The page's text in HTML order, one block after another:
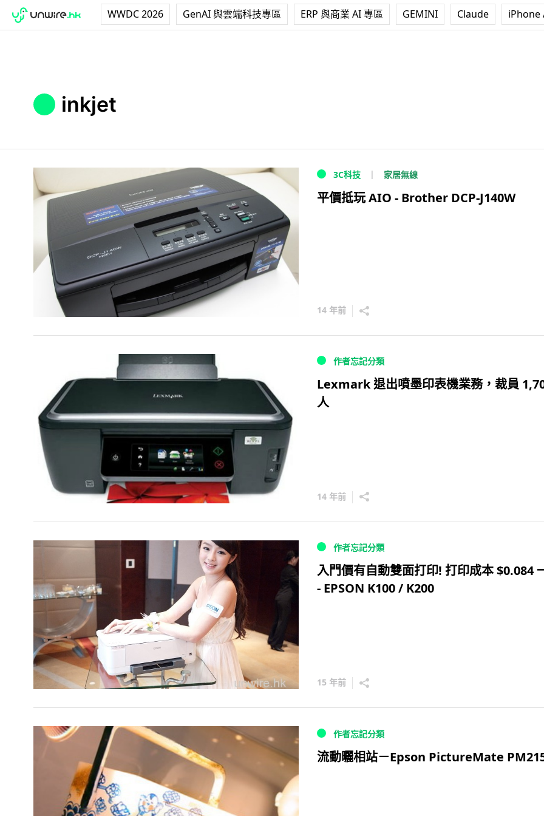
WWDC 2026 GenAI 與雲端科技專區 ERP 與商業 AI 專區 GEMINI Claude iPhone
inkjet
3C科技 家居無線
平價抵玩 AIO - Brother DCP-J140W
14 年前
作者忘記分類
Lexmark 退出噴墨印表機業務，裁員
人
14 年前
作者忘記分類
入門價有自動雙面打印! 打印成本 $0.084
- EPSON K100 / K200
15 年前
作者忘記分類
流動曬相站－Epson PictureMate